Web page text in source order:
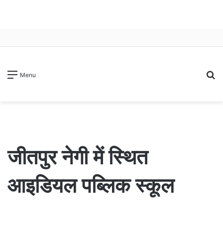
Menu
जीतपुर नेगी में स्थित
आइडियल पब्लिक स्कूल